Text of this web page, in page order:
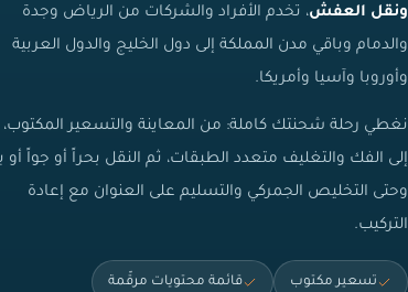
ونقل العفش، تخدم الأفراد والشركات من الرياض وجدة
والدمام وباقي مدن المملكة إلى دول الخليج والدول العربية
وأوروبا وآسيا وأمريكا.
نغطي رحلة شحنتك كاملة: من المعاينة والتسعير المكتوب،
إلى الفك والتغليف متعدد الطبقات، ثم النقل بحراً أو جواً أو
وحتى التخليص الجمركي والتسليم على العنوان مع إعادة
التركيب.
تسعير مكتوب قائمة محتويات مرقّمة